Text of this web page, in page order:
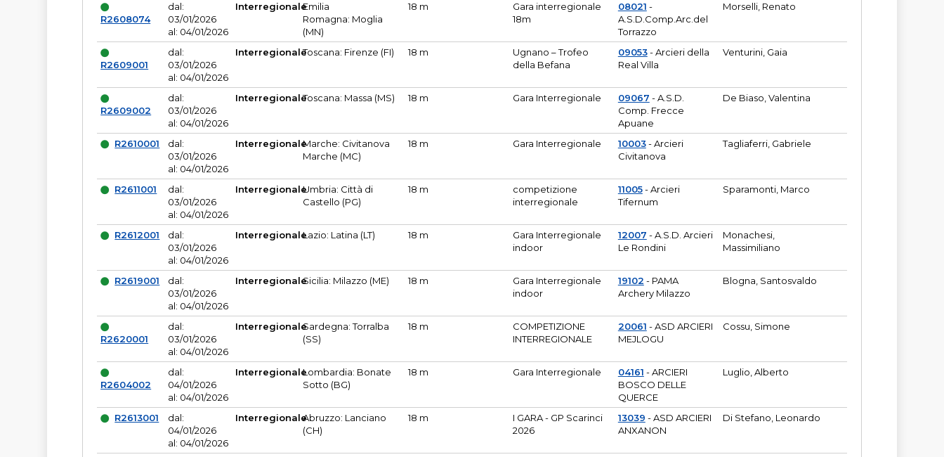
R2608074
dal:
03/01/2026
al: 04/01/2026
InterregionaleEmilia
Romagna: Moglia
(MN)
18 m
Gara interregionale
18m
08021 -
A.S.D.Comp.Arc.del
Torrazzo
Morselli, Renato
R2609001
dal:
03/01/2026
al: 04/01/2026
InterregionaleToscana: Firenze (FI) 18 m
Ugnano – Trofeo
della Befana
09053- Arcieri della
Real Villa
Venturini, Gaia
R2609002
dal:
03/01/2026
al: 04/01/2026
InterregionaleToscana: Massa (MS) 18 m Gara Interregionale 09067 - A.S.D.
Comp. Frecce
Apuane
De Biaso, Valentina
R2610001
dal:
03/01/2026
al: 04/01/2026
InterregionaleMarche: Civitanova
Marche (MC)
18 m Gara Interregionale 10003- Arcieri
Civitanova
Tagliaferri, Gabriele
R2611001
dal:
03/01/2026
al: 04/01/2026
InterregionaleUmbria: Città di
Castello (PG)
18 m
competizione
interregionale
11005- Arcieri
Tifernum
Sparamonti, Marco
R2612001
dal:
03/01/2026
al: 04/01/2026
InterregionaleLazio: Latina (LT) 18 m
Gara Interregionale
indoor
12007 - A.S.D. Arcieri
Le Rondini
Monachesi,
Massimiliano
R2619001
dal:
03/01/2026
al: 04/01/2026
InterregionaleSicilia: Milazzo (ME) 18 m
Gara Interregionale
indoor
19102 - PAMA
Archery Milazzo
Blogna, Santosvaldo
R2620001
dal:
03/01/2026
al: 04/01/2026
InterregionaleSardegna: Torralba
(SS)
18 m
COMPETIZIONE
INTERREGIONALE
20061 - ASD ARCIERI
MEJLOGU
Cossu, Simone
R2604002
dal:
04/01/2026
al: 04/01/2026
InterregionaleLombardia: Bonate
Sotto (BG)
18 m Gara Interregionale 04161 - ARCIERI
BOSCO DELLE
QUERCE
Luglio, Alberto
R2613001
dal:
04/01/2026
al: 04/01/2026
InterregionaleAbruzzo: Lanciano
(CH)
18 m
I GARA - GP Scarinci
2026
13039 - ASD ARCIERI
ANXANON
Di Stefano, Leonardo